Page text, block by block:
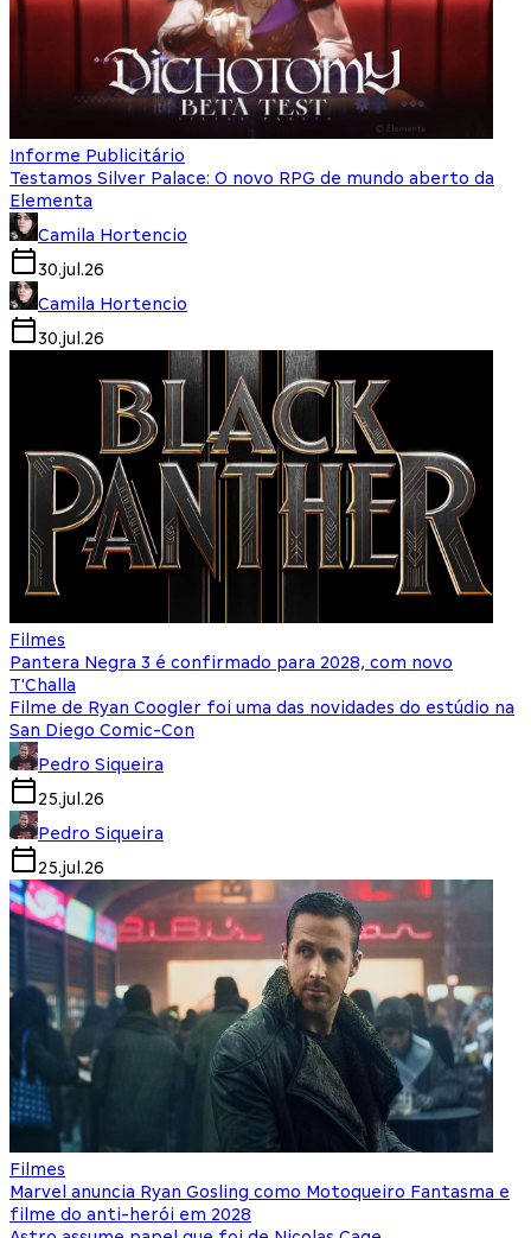
Informe Publicitário
Testamos Silver Palace: O novo RPG de mundo aberto da
Elementa
Camila Hortencio
30.jul.26
Camila Hortencio
30.jul.26
Filmes
Pantera Negra 3 é confirmado para 2028, com novo
T'Challa
Filme de Ryan Coogler foi uma das novidades do estúdio na
San Diego Comic-Con
Pedro Siqueira
25.jul.26
Pedro Siqueira
25.jul.26
Filmes
Marvel anuncia Ryan Gosling como Motoqueiro Fantasma e
filme do anti-herói em 2028